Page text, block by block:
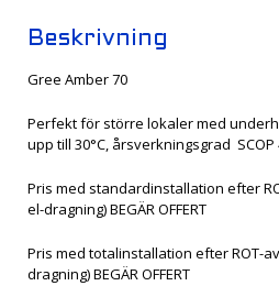
Beskrivning
Gree Amber 70
Perfekt för större lokaler med
upp till 30°C, årsverkningsgrad SCOP
Pris med standardinstallation efter
el-dragning) BEGÄR OFFERT
Pris med totalinstallation efter ROT-
dragning) BEGÄR OFFERT